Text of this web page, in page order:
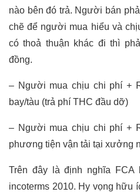
nào bên đó trả. Người bán
chẽ để người mua hiểu và
có thoả thuận khác đi thì
đồng.
– Người mua chịu chi phí +
bay/tàu (trả phí THC đầu dỡ)
– Người mua chịu chi phí +
phương tiện vận tải tại xưởng
Trên đây là định nghĩa
incoterms 2010. Hy vọng hữu